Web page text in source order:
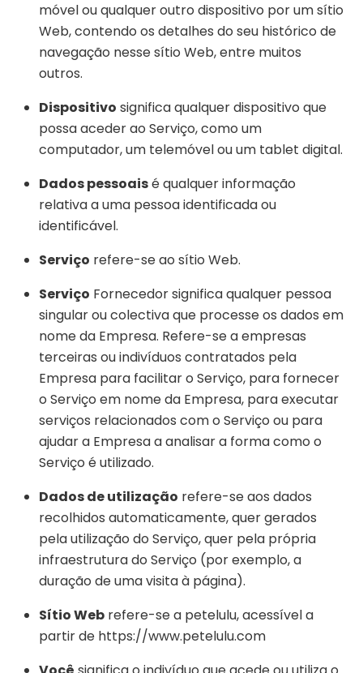
móvel ou qualquer outro dispositivo por um sítio
Web, contendo os detalhes do seu histórico de
navegação nesse sítio Web, entre muitos
outros.
Dispositivo significa qualquer dispositivo que
possa aceder ao Serviço, como um
computador, um telemóvel ou um tablet digital.
Dados pessoaisé qualquer informação
relativa a uma pessoa identificada ou
identificável.
Serviço refere-se ao sítio Web.
Serviço Fornecedor significa qualquer pessoa
singular ou colectiva que processe os dados em
nome da Empresa. Refere-se a empresas
terceiras ou indivíduos contratados pela
Empresa para facilitar o Serviço, para fornecer
o Serviço em nome da Empresa, para executar
serviços relacionados com o Serviço ou para
ajudar a Empresa a analisar a forma como o
Serviço é utilizado.
Dados de utilização refere-se aos dados
recolhidos automaticamente, quer gerados
pela utilização do Serviço, quer pela própria
infraestrutura do Serviço (por exemplo, a
duração de uma visita à página).
Sítio Web refere-se a petelulu, acessível a
partir de https://www.petelulu.com